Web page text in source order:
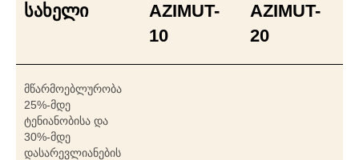
სახელი
AZIMUT-
10
AZIMUT-
20
მწარმოებლურობა
25%-მდე
ტენიანობისა და
30%-მდე
დასარევლიანების